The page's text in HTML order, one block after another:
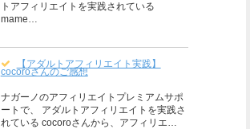
トアフィリエイトを実践されている
mame…
【アダルトアフィリエイト実践】
cocoroさんのご感想
ナガーノのアフィリエイトプレミアムサポ
ートで、 アダルトアフィリエイトを実践さ
れている cocoroさんから、アフィリエ…